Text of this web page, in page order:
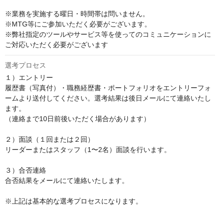
※業務を実施する曜日・時間帯は問いません。
※MTG等にご参加いただく必要がございます。
※弊社指定のツールやサービス等を使ってのコミュニケーションに
ご対応いただく必要がございます
選考プロセス
１）エントリー
履歴書（写真付）・職務経歴書・ポートフォリオをエントリーフォ
ームより送付してください。選考結果は後日メールにて連絡いたし
ます。
（連絡まで10日前後いただく場合があります）
２）面談（１回または２回）
リーダーまたはスタッフ（1〜2名）面談を行います。
３）合否連絡
合否結果をメールにて連絡いたします。
※上記は基本的な選考プロセスになります。